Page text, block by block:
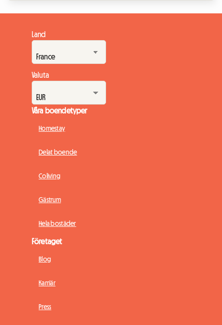
den italienska regeringen beslutat att agera bestämt.
Införandet av drastiska nya bestämmelser vänder upp och
ner på fastighetsinvesterarnas vanor.Den strikta
tillämpningen av CIN Itali...
Land
Valuta
Våra boendetyper
Homestay
Delat boende
Coliving
Gästrum
Hela bostäder
Företaget
Blog
Karriär
Press